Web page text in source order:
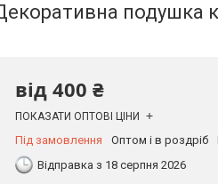
подушка
від 400 ₴
ПОКАЗАТИ ОПТОВІ ЦІНИ
Під замовлення Оптом і в роздріб
Відправка з 18 серпня 2026